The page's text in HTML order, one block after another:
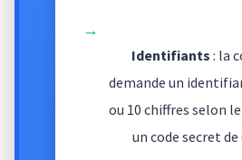
→
Identifiants : la
demande un
ou 10 chiffres selon
un code secret